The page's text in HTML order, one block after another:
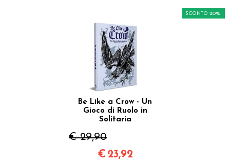
Be Like a Crow - Un
Gioco di Ruolo in
Solitaria
€ 29,90
SCONTO 20%
€ 23,92